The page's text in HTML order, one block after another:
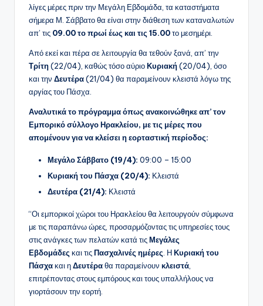
λίγες μέρες πριν την Μεγάλη Εβδομάδα, τα καταστήματα
σήμερα Μ. Σάββατο θα είναι στην διάθεση των καταναλωτών
απ’ τις 09.00 το πρωί έως και τις 15.00το μεσημέρι.
Από εκεί και πέρα σε λειτουργία θα τεθούν ξανά, απ’ την
Τρίτη(22/04), καθώς τόσο αύριοΚυριακή(20/04), όσο
και την Δευτέρα(21/04) θα παραμείνουν κλειστά λόγω της
αργίας του Πάσχα.
Αναλυτικά το πρόγραμμα όπως ανακοινώθηκε απ’ τον
Εμπορικό σύλλογο Ηρακλείου, με τις μέρες που
απομένουν για να κλείσει η εορταστική περίοδος:
Μεγάλο Σάββατο (19/4): 09:00 – 15:00
Κυριακή του Πάσχα (20/4): Κλειστά
Δευτέρα (21/4): Κλειστά
“Οι εμπορικοί χώροι του Ηρακλείου θα λειτουργούν σύμφωνα
με τις παραπάνω ώρες, προσαρμόζοντας τις υπηρεσίες τους
στις ανάγκες των πελατών κατά τιςΜεγάλες
Εβδομάδες και τιςΠασχαλινές ημέρες. ΗΚυριακή του
Πάσχακαι ηΔευτέραθα παραμείνουν κλειστά,
επιτρέποντας στους εμπόρους και τους υπαλλήλους να
γιορτάσουν την εορτή.